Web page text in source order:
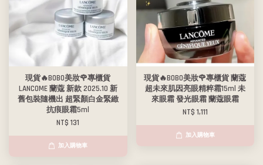
現貨🔥BOBO美妝🌹專櫃貨
LANCOME 蘭蔻 新款 2025.10 新
舊包裝隨機出 超緊顏白金緊緻
抗痕眼霜5ml
NT$ 131
加入購物車
現貨🔥BOBO美妝🌹專櫃貨 蘭蔻
超未來肌因亮眼精粹霜15ml 未
來眼霜 發光眼霜 蘭蔻眼霜
NT$ 1,111
加入購物車